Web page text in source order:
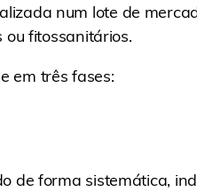
num lote de
fitossanitários.
em três fases:
de forma sistemática,